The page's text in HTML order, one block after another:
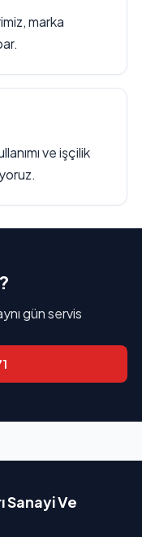
marka
ve işçilik
gün servis
Sanayi Ve